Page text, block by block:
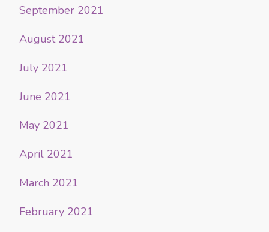
September 2021
August 2021
July 2021
June 2021
May 2021
April 2021
March 2021
February 2021